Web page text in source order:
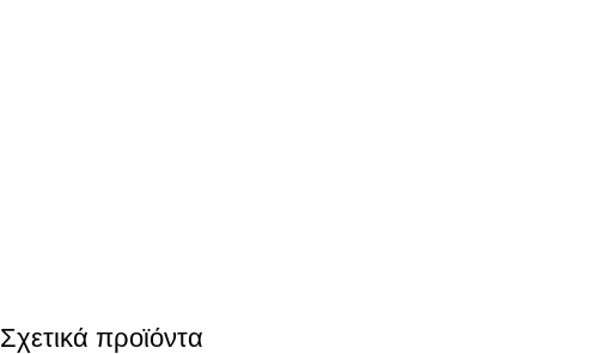
Σχετικά προϊόντα